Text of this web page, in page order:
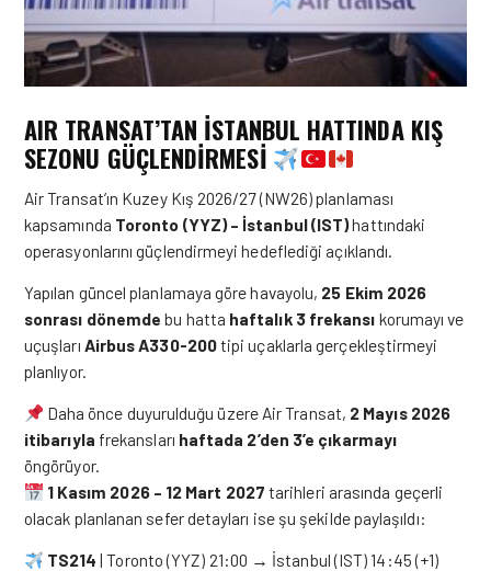
AIR TRANSAT’TAN İSTANBUL HATTINDA KIŞ
SEZONU GÜÇLENDİRMESİ
Air Transat’ın Kuzey Kış 2026/27 (NW26) planlaması
kapsamında Toronto (YYZ) – İstanbul (IST)hattındaki
operasyonlarını güçlendirmeyi hedeflediği açıklandı.
Yapılan güncel planlamaya göre havayolu, 25 Ekim 2026
sonrası dönemde bu hatta haftalık 3 frekansı korumayı ve
uçuşları Airbus A330-200tipi uçaklarla gerçekleştirmeyi
planlıyor.
Daha önce duyurulduğu üzere Air Transat, 2 Mayıs 2026
itibarıyla frekansları haftada 2’den 3’e çıkarmayı
öngörüyor.
1 Kasım 2026 – 12 Mart 2027 tarihleri arasında geçerli
olacak planlanan sefer detayları ise şu şekilde paylaşıldı:
TS214 | Toronto (YYZ) 21:00 → İstanbul (IST) 14:45 (+1)